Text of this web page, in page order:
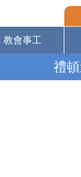
教會事工
禮